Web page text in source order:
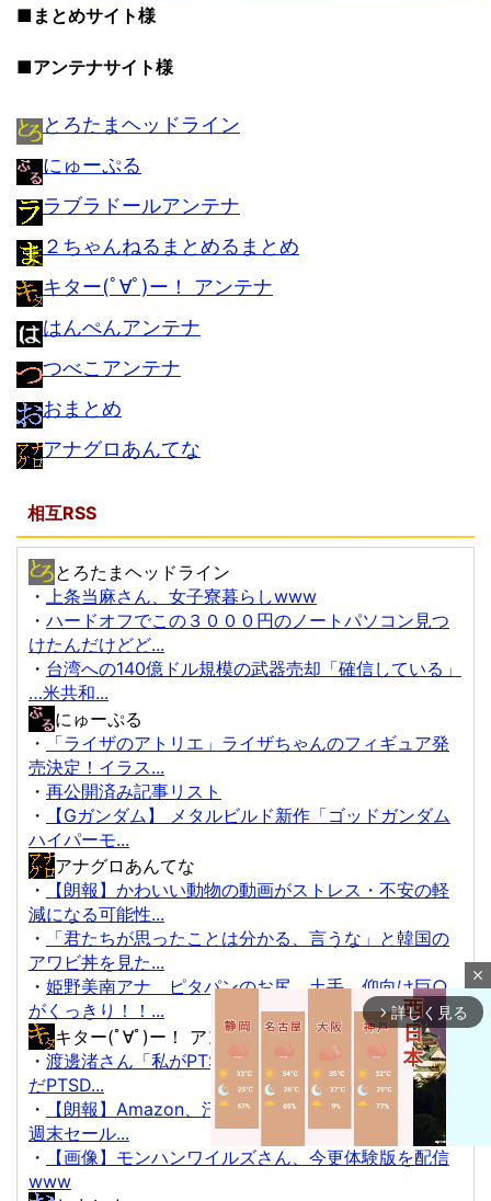
■まとめサイト様
■アンテナサイト様
とろたまヘッドライン
にゅーぷる
ラブラドールアンテナ
２ちゃんねるまとめるまとめ
キター(ﾟ∀ﾟ)ー！ アンテナ
はんぺんアンテナ
つべこアンテナ
おまとめ
アナグロあんてな
相互RSS
とろたまヘッドライン
・ 上条当麻さん、女子寮暮らしwww
・ ハードオフでこの３０００円のノートパソコン見つ
けたんだけどど...
・ 台湾への140億ドル規模の武器売却「確信している」
…米共和...
にゅーぷる
・
「ライザのアトリエ」ライザちゃんのフィギュア発
売決定！イラス...
・ 再公開済み記事リスト
・
【Gガンダム】 メタルビルド新作「ゴッドガンダム
ハイパーモ...
アナグロあんてな
・
【朗報】かわいい動物の動画がストレス・不安の軽
減になる可能性...
・
「君たちが思ったことは分かる、言うな」と韓国の
アワビ丼を見た...
・ 姫野美南アナ ピタパンのお尻、土手、仰向け巨○
がくっきり！！...
キター(ﾟ∀ﾟ)ー！ アンテナ
・ 渡邊渚さん「私がPTSDと診断された当時、世間はま
だPTSD...
・
【朗報】Amazon、汗が飛び散る灼熱の「マンガ毎
週末セール...
・
【画像】モンハンワイルズさん、今更体験版を配信
www
close
arrow_forward_ios 詳しく見る